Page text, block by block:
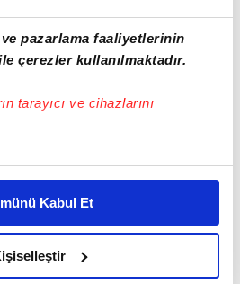
pazarlama faaliyetlerinin
çerezler kullanılmaktadır.
tarayıcı ve cihazlarını
halinde sizlere özel
yaşatabiliriz. Bunu yaparken
iyi bir reklam deneyimi sunmak
içerikleri sunabilmek adına
gösterdiğimizi ve bu noktada,
Kabul Et
ayrılmasıyla sol bek
durumunda olan
Liverpool'a çevirmişti.